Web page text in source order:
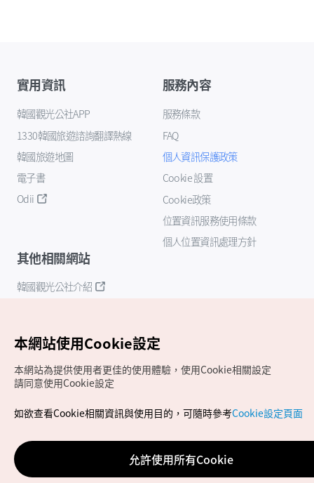
實用資訊
韓國觀光公社APP
1330韓國旅遊諮詢翻譯熱線
韓國旅遊地圖
電子書
Odii
服務內容
服務條款
FAQ
個人資訊保護政策
Cookie 設置
Cookie政策
位置資訊服務使用條款
個人位置資訊處理方針
其他相關網站
韓國觀光公社介紹
Copyrights (c) 韓國觀光公社版權所有
如有相關疑問或建議，歡迎來信至官方信箱
chinese_big5@knto.or.kr
本網站使用Cookie設定
本網站為提供使用者更佳的使用體驗，使用Cookie相關設定
請同意使用Cookie設定
如欲查看Cookie相關資訊與使用目的，可隨時參考Cookie設定頁面
允許使用所有Cookie